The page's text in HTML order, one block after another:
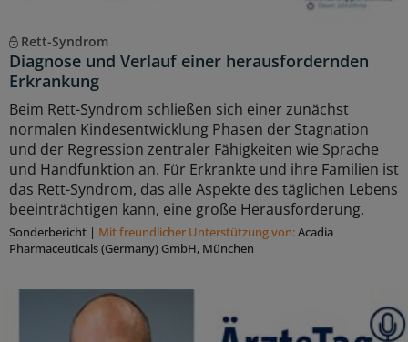
Rett-Syndrom
Diagnose und Verlauf einer herausfordernden
Erkrankung
Beim Rett-Syndrom schließen sich einer zunächst
normalen Kindesentwicklung Phasen der Stagnation
und der Regression zentraler Fähigkeiten wie Sprache
und Handfunktion an. Für Erkrankte und ihre Familien ist
das Rett-Syndrom, das alle Aspekte des täglichen Lebens
beeinträchtigen kann, eine große Herausforderung.
Sonderbericht | Mit freundlicher Unterstützung von:Acadia
Pharmaceuticals (Germany) GmbH, München